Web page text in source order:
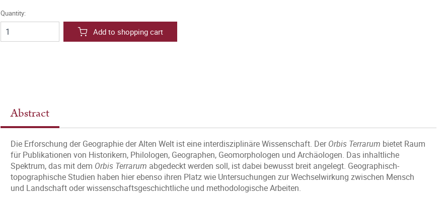
Quantity:
Add to shopping cart
Abstract
Die Erforschung der Geographie der Alten Welt ist eine interdisziplinäre Wissenschaft. DerOrbis Terrarum bietet Raum
für Publikationen von Historikern, Philologen, Geographen, Geomorphologen und Archäologen. Das inhaltliche
Spektrum, das mit dem Orbis Terrarum abgedeckt werden soll, ist dabei bewusst breit angelegt. Geographisch-
topographische Studien haben hier ebenso ihren Platz wie Untersuchungen zur Wechselwirkung zwischen Mensch
und Landschaft oder wissenschaftsgeschichtliche und methodologische Arbeiten.